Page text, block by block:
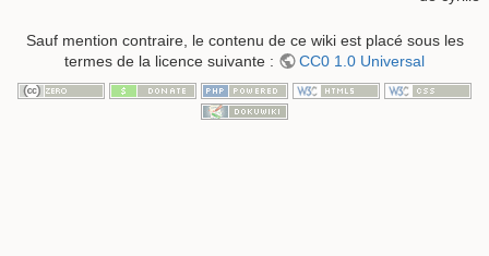
Sauf mention contraire, le contenu de ce wiki est placé sous les
termes de la licence suivante :
CC0 1.0 Universal